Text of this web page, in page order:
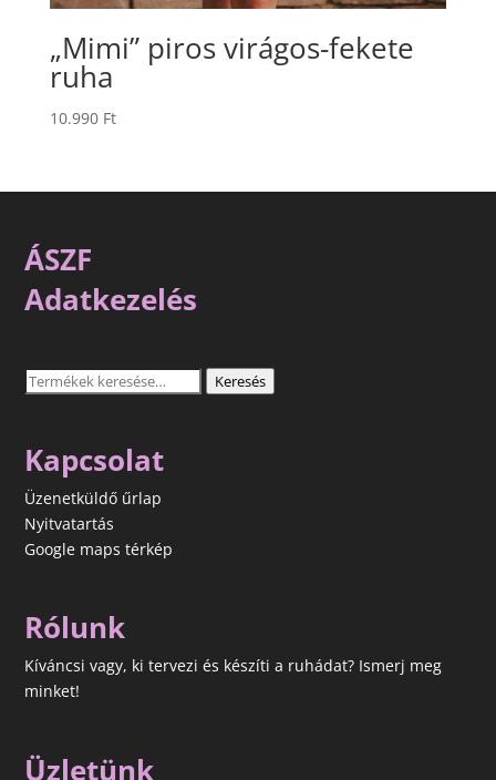
„Mimi” piros virágos-fekete
ruha
10.990 Ft
ÁSZF
Adatkezelés
Keresés
Keresés
Kapcsolat
Üzenetküldő űrlap
Nyitvatartás
Google maps térkép
Rólunk
Kíváncsi vagy, ki tervezi és készíti a ruhádat? Ismerj meg
minket!
Üzletünk